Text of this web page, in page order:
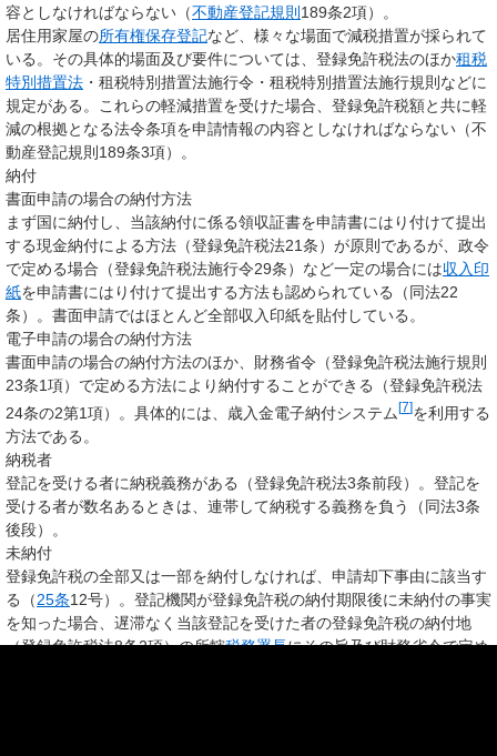
容としなければならない（不動産登記規則 189条2項）。
居住用家屋の所有権保存登記など、様々な場面で減税措置が採られて
いる。その具体的場面及び要件については、登録免許税法のほか租税
特別措置法 ・租税特別措置法施行令・租税特別措置法施行規則などに
規定がある。これらの軽減措置を受けた場合、登録免許税額と共に軽
減の根拠となる法令条項を申請情報の内容としなければならない（不
動産登記規則189条3項）。
納付
書面申請の場合の納付方法
まず国に納付し、当該納付に係る領収証書を申請書にはり付けて提出
する現金納付による方法（登録免許税法21条）が原則であるが、政令
で定める場合（登録免許税法施行令29条）など一定の場合には収入印
紙を申請書にはり付けて提出する方法も認められている（同法22
条）。書面申請ではほとんど全部収入印紙を貼付している。
電子申請の場合の納付方法
書面申請の場合の納付方法のほか、財務省令（登録免許税法施行規則
23条1項）で定める方法により納付することができる（登録免許税法
24条の2第1項）。具体的には、歳入金電子納付システム [7]を利用する
方法である。
納税者
登記を受ける者に納税義務がある（登録免許税法3条前段）。登記を
受ける者が数名あるときは、連帯して納税する義務を負う（同法3条
後段）。
未納付
登録免許税の全部又は一部を納付しなければ、申請却下事由に該当す
る（25条12号）。登記機関が登録免許税の納付期限後に未納付の事実
を知った場合、遅滞なく当該登記を受けた者の登録免許税の納付地
（登録免許税法8条2項）の所轄税務署長にその旨及び財務省令で定め